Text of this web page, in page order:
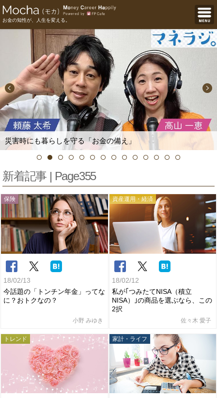
お金の知性が、人生を変える。
災害時にも暮らしを守る「お金の備え」
新着記事 | Page355
保険
18/02/13
今話題の「トンチン年金」ってな
に？おトクなの？
小野 みゆき
資産運用・経済
18/02/12
私が｢つみたてNISA（積立
NISA）｣の商品を選ぶなら、この
2択
佐々木 愛子
トレンド 家計・ライフ